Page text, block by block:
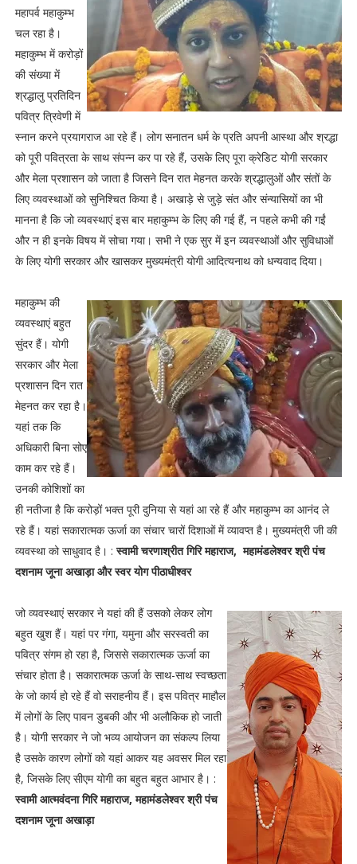
महापर्व महाकुम्भ
चल रहा है।
महाकुम्भ में करोड़ों
की संख्या में
श्रद्धालु प्रतिदिन
पवित्र त्रिवेणी में
स्नान करने प्रयागराज आ रहे हैं। लोग सनातन धर्म के प्रति अपनी आस्था और श्रद्धा
को पूरी पवित्रता के साथ संपन्न कर पा रहे हैं, उसके लिए पूरा क्रेडिट योगी सरकार
और मेला प्रशासन को जाता है जिसने दिन रात मेहनत करके श्रद्धालुओं और संतों के
लिए व्यवस्थाओं को सुनिश्चित किया है। अखाड़े से जुड़े संत और संन्यासियों का भी
मानना है कि जो व्यवस्थाएं इस बार महाकुम्भ के लिए की गई हैं, न पहले कभी की गईं
और न ही इनके विषय में सोचा गया। सभी ने एक सुर में इन व्यवस्थाओं और सुविधाओं
के लिए योगी सरकार और खासकर मुख्यमंत्री योगी आदित्यनाथ को धन्यवाद दिया।
महाकुम्भ की
व्यवस्थाएं बहुत
सुंदर हैं। योगी
सरकार और मेला
प्रशासन दिन रात
मेहनत कर रहा है।
यहां तक कि
अधिकारी बिना सोए
काम कर रहे हैं।
उनकी कोशिशों का
ही नतीजा है कि करोड़ों भक्त पूरी दुनिया से यहां आ रहे हैं और महाकुम्भ का आनंद ले
रहे हैं। यहां सकारात्मक ऊर्जा का संचार चारों दिशाओं में व्यावप्त है। मुख्यमंत्री जी की
व्यवस्था को साधुवाद है। :स्वामी चरणाश्रीत गिरि महाराज, महामंडलेश्वर श्री पंच
दशनाम जूना अखाड़ा और स्वर योग पीठाधीश्वर
जो व्यवस्थाएं सरकार ने यहां की हैं उसको लेकर लोग
बहुत खुश हैं। यहां पर गंगा, यमुना और सरस्वती का
पवित्र संगम हो रहा है, जिससे सकारात्मक ऊर्जा का
संचार होता है। सकारात्मक ऊर्जा के साथ-साथ स्वच्छता
के जो कार्य हो रहे हैं वो सराहनीय हैं। इस पवित्र माहौल
में लोगों के लिए पावन डुबकी और भी अलौकिक हो जाती
है। योगी सरकार ने जो भव्य आयोजन का संकल्प लिया
है उसके कारण लोगों को यहां आकर यह अवसर मिल रहा
है, जिसके लिए सीएम योगी का बहुत बहुत आभार है। :
स्वामी आत्मवंदना गिरि महाराज, महामंडलेश्वर श्री पंच
दशनाम जूना अखाड़ा